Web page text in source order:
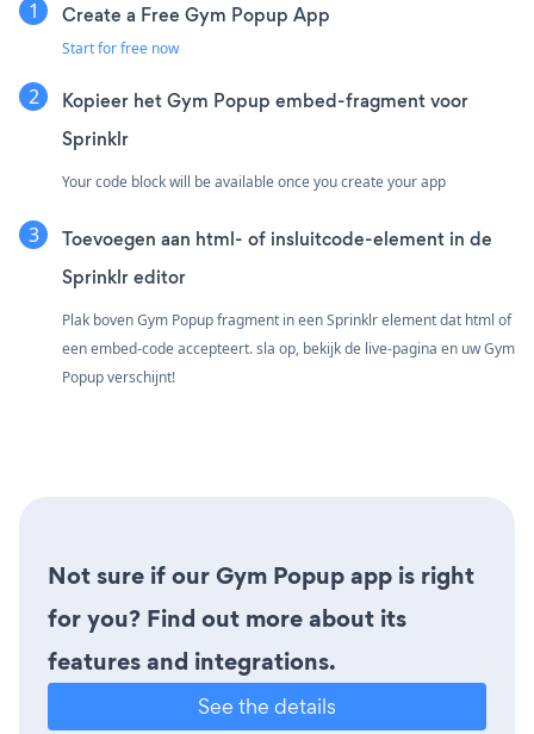
Create a Free Gym Popup App
Start for free now
Kopieer het Gym Popup embed-fragment voor
Sprinklr
Your code block will be available once you create your app
Toevoegen aan html- of insluitcode-element in de
Sprinklr editor
Plak boven Gym Popup fragment in een Sprinklr element dat html of
een embed-code accepteert. sla op, bekijk de live-pagina en uw Gym
Popup verschijnt!
Not sure if our Gym Popup app is right
for you? Find out more about its
features and integrations.
See the details